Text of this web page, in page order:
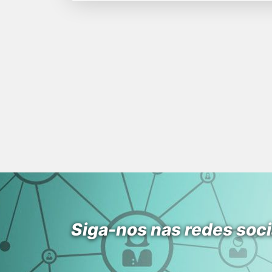
Siga-nos nas redes